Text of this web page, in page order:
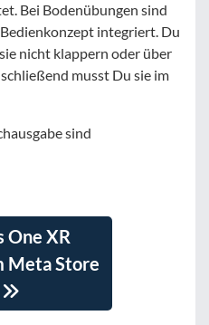
Bei Bodenübungen sind
integriert. Du
nicht klappern oder über
musst Du sie im
sind
One XR
Meta Store